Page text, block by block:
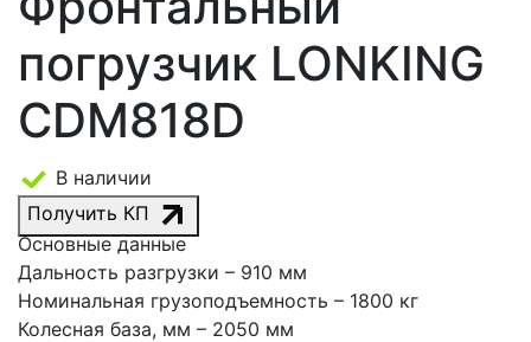
погрузчик LONKING
CDM818D
В наличии
Получить КП
Основные данные
Дальность разгрузки – 910 мм
Номинальная грузоподъемность – 1800 кг
Колесная база, мм – 2050 мм